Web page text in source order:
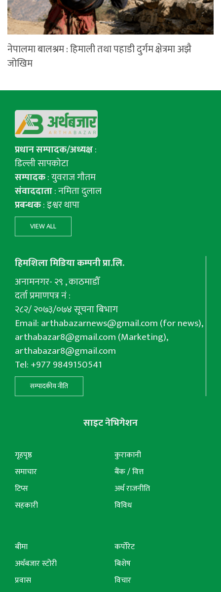
नेपालमा बालश्रम : हिमाली तथा पहाडी दुर्गम क्षेत्रमा अझै
जोखिम
प्रधान सम्पादक/अध्यक्ष:
डिल्ली सापकोटा
सम्पादक: युवराज गाैतम
संवाददाता: नमिता दुलाल
प्रबन्धक: इश्वर थापा
VIEW ALL
हिमशिला मिडिया कम्पनी प्रा.लि.
अनामनगर- २९ , काठमाडौँ
दर्ता प्रमाणपत्र नं :
२८२/ २०७३/०७४ सूचना बिभाग
Email:arthabazarnews@gmail.com(for news),
arthabazar8@gmail.com(Marketing),
arthabazar8@gmail.com
Tel: +977 9849150541
सम्पादकीय नीति
साइट नेभिगेशन
गृहपृष्ठ
समाचार
टिप्स
सहकारी
कुराकानी
बैंक / वित्त
अर्थ राजनीति
विविध
बीमा
अर्थबजार स्टोरी
प्रवास
कर्पोरेट
बिशेष
विचार